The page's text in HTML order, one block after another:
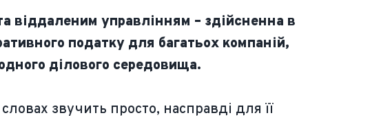
віддаленим управлінням – здійсненна в
податку для багатьох компаній,
ділового середовища.
звучить просто, насправді для її